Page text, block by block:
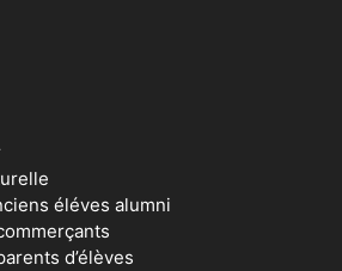
éléves alumni
d’élèves